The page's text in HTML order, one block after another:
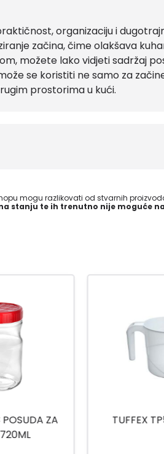
organizaciju i
začina, čime olakšava
možete lako vidjeti sadržaj
se koristiti ne samo za
prostorima u kući.
mogu razlikovati od stvarnih
stanju te ih trenutno nije moguće
BOKAL
TITIZ BOCA